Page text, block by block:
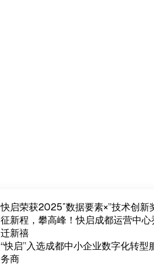
快启荣获2025″数据要素×”技术创新
征新程，攀高峰！快启成都运营中心
迁新禧
“快启”入选成都中小企业数字化转型
务商